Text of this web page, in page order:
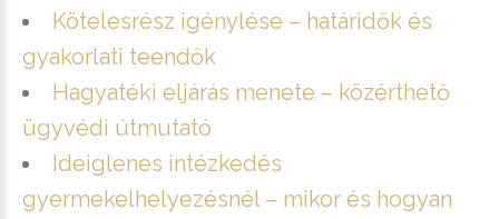
Kötelesrész igénylése – határidők és
gyakorlati teendők
Hagyatéki eljárás menete – közérthető
ügyvédi útmutató
Ideiglenes intézkedés
gyermekelhelyezésnél – mikor és hogyan